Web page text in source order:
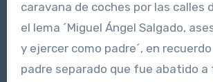
caravana de coches por las calles
el lema ´Miguel Ángel Salgado,
y ejercer como padre´, en
padre separado que fue abatido a